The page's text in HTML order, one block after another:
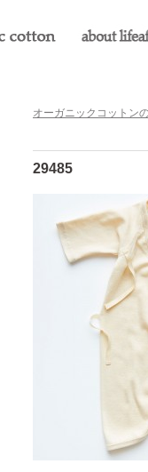
オーガニックコットン
29485